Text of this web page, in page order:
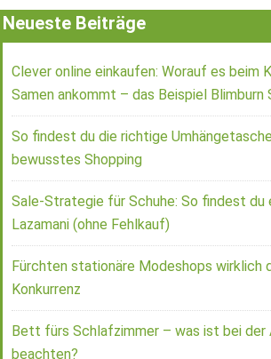
Neueste Beiträge
Clever online einkaufen: Worauf es beim
Samen ankommt – das Beispiel Blimburn
So findest du die richtige
bewusstes Shopping
Sale-Strategie für Schuhe: So findest du
Lazamani (ohne Fehlkauf)
Fürchten stationäre Modeshops wirklich
Konkurrenz
Bett fürs Schlafzimmer – was ist bei der
beachten?